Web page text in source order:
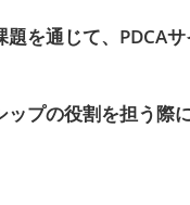
を通じて、PDCA
プの役割を担う際